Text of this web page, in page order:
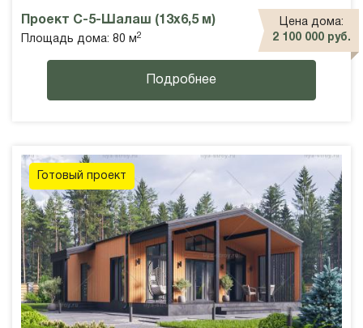
Проект С-5-Шалаш (13х6,5 м)
Площадь дома: 80 м 2
Цена дома:
2 100 000 руб.
Подробнее
Готовый проект